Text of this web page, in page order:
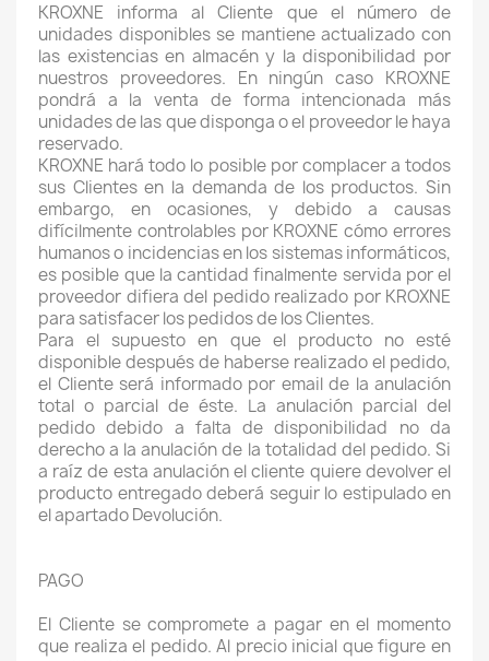
KROXNE informa al Cliente que el número de
unidades disponibles se mantiene actualizado con
las existencias en almacén y la disponibilidad por
nuestros proveedores. En ningún caso KROXNE
pondrá a la venta de forma intencionada más
unidades de las que disponga o el proveedor le haya
reservado.
KROXNE hará todo lo posible por complacer a todos
sus Clientes en la demanda de los productos. Sin
embargo, en ocasiones, y debido a causas
difícilmente controlables por KROXNE cómo errores
humanos o incidencias en los sistemas informáticos,
es posible que la cantidad finalmente servida por el
proveedor difiera del pedido realizado por KROXNE
para satisfacer los pedidos de los Clientes.
Para el supuesto en que el producto no esté
disponible después de haberse realizado el pedido,
el Cliente será informado por email de la anulación
total o parcial de éste. La anulación parcial del
pedido debido a falta de disponibilidad no da
derecho a la anulación de la totalidad del pedido. Si
a raíz de esta anulación el cliente quiere devolver el
producto entregado deberá seguir lo estipulado en
el apartado Devolución.
PAGO
El Cliente se compromete a pagar en el momento
que realiza el pedido. Al precio inicial que figure en